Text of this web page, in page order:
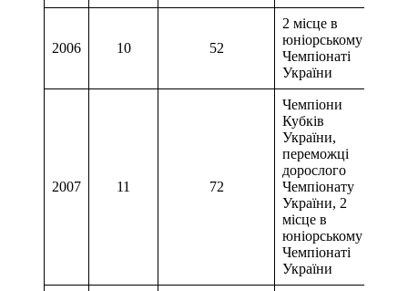
2006 10 52
2 місце в
юніорському
Чемпіонаті
України
2007 11 72
Чемпіони
Кубків
України,
переможці
дорослого
Чемпіонату
України, 2
місце в
юніорському
Чемпіонаті
України